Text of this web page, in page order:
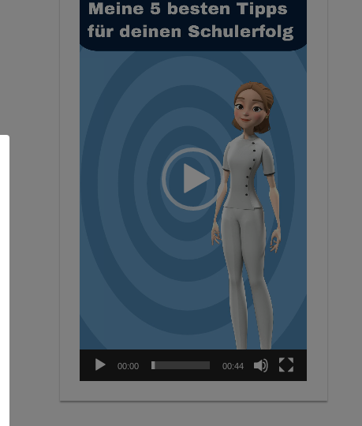
Player
00:00 00:44